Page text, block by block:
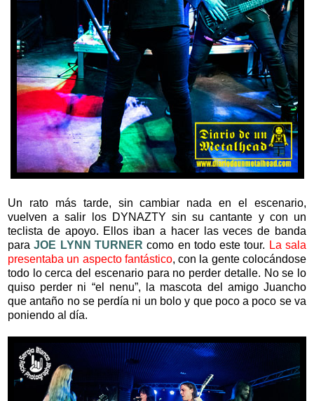
Un rato más tarde, sin cambiar nada en el escenario,
vuelven a salir los DYNAZTY sin su cantante y con un
teclista de apoyo. Ellos iban a hacer las veces de banda
paraJOE LYNN TURNER como en todo este tour. La sala
presentaba un aspecto fantástico, con la gente colocándose
todo lo cerca del escenario para no perder detalle. No se lo
quiso perder ni “el nenu”, la mascota del amigo Juancho
que antaño no se perdía ni un bolo y que poco a poco se va
poniendo al día.